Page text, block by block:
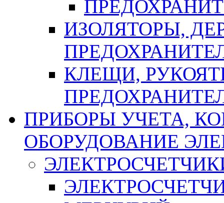
ИЗОЛЯТОРЫ,
КЛЕЩИ,
ПРИБОРЫ УЧЕТА,
ОБОРУДОВАНИЕ